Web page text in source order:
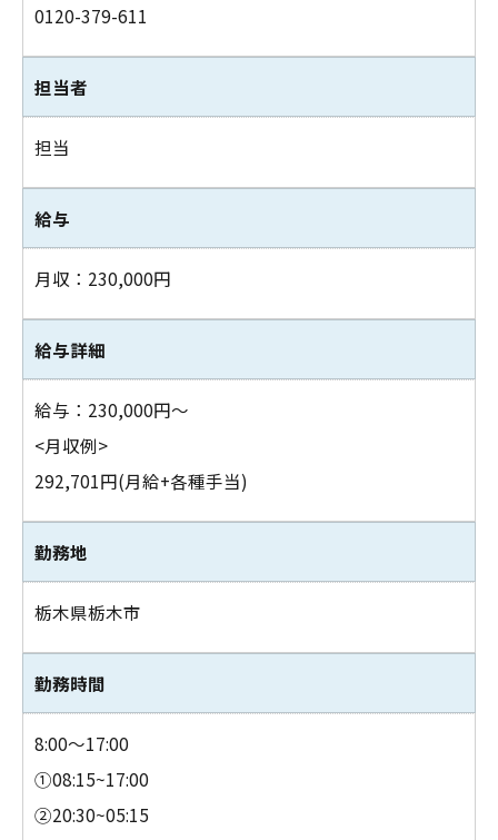
0120-379-611
担当者
担当
給与
月収：230,000円
給与詳細
給与：230,000円～
<月収例>
292,701円(月給+各種手当)
勤務地
栃木県栃木市
勤務時間
8:00～17:00
①08:15~17:00
②20:30~05:15